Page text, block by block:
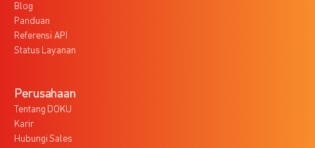
Blog
Panduan
Referensi API
Status Layanan
Perusahaan
Tentang DOKU
Karir
Hubungi Sales